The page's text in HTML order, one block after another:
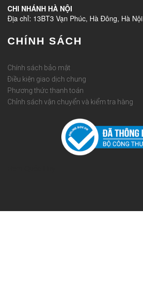
CHI NHÁNH HÀ NỘI
Địa chỉ: 13BT3 Vạn Phúc, Hà Đông, Hà Nội
CHÍNH SÁCH
Chính sách bảo mật
Điều kiện giao dịch chung
Phương thức thanh toán
Chỉnh sách vận chuyển và kiểm tra hàng